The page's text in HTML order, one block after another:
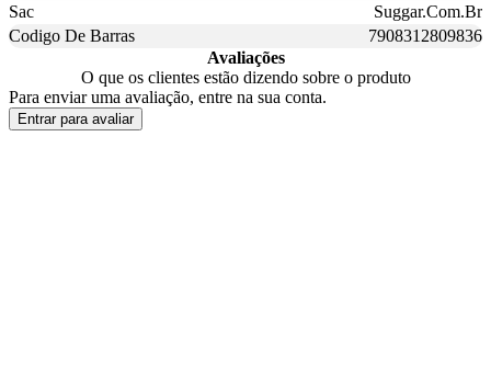
Sac
Suggar.Com.Br
Codigo De Barras
7908312809836
Avaliações
O que os clientes estão dizendo sobre o produto
Para enviar uma avaliação, entre na sua conta.
Entrar para avaliar